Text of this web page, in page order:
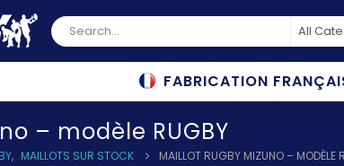
All
FABRICATION
– modèle RUGBY
, MAILLOTS SUR STOCK MAILLOT RUGBY MIZUNO – MODÈLE